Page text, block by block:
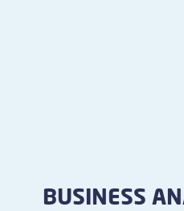
BUSINESS